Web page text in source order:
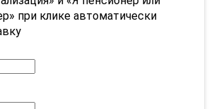
при клике автоматически